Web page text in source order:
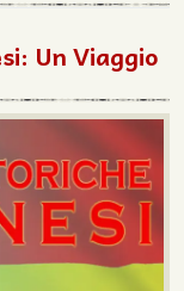
Un Viaggio